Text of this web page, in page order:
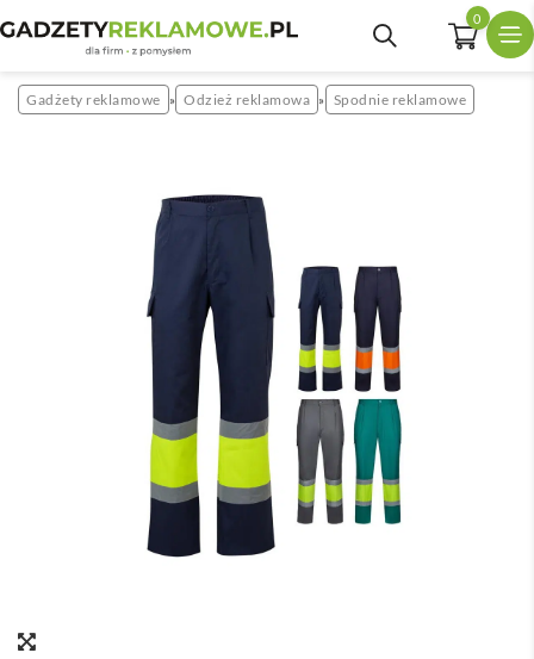
0
Gadżety reklamowe » Odzież reklamowa » Spodnie reklamowe